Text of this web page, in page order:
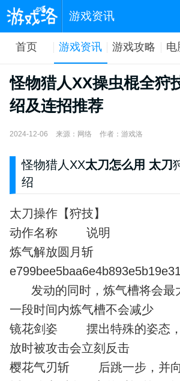
游戏资讯
首页 游戏资讯 游戏攻略 电
怪物猎人XX操虫棍全狩
绍及连招推荐
2024-12-06 来源：网络 作者：游戏洛
怪物猎人XX太刀怎么用 太刀
绍
太刀操作【狩技】
动作名称 说明
炼气解放圆月斩
发动的同时，炼气槽将会最
一段时间内炼气槽不会减少
镜花剑姿 摆出特殊的姿态，
放时被攻击会立刻反击
樱花气刃斩 后跳一步，并向